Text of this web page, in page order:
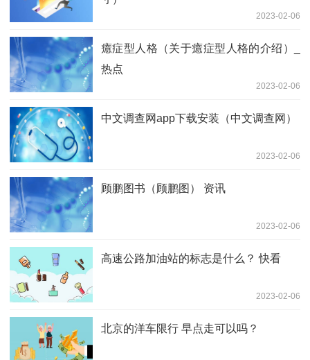
2023-02-06
癔症型人格（关于癔症型人格的介绍）_
热点
2023-02-06
中文调查网app下载安装（中文调查网）
2023-02-06
顾鹏图书（顾鹏图） 资讯
2023-02-06
高速公路加油站的标志是什么？ 快看
2023-02-06
北京的洋车限行 早点走可以吗？